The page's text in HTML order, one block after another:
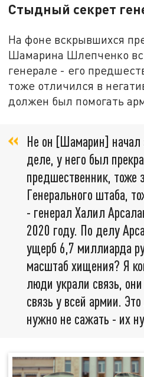
Стыдный секрет
На фоне вскрывшихся
Шамарина Шлепченко
генерале - его
тоже отличился в
должен был помогать
Не он [Шамарин] начал
деле, у него был
предшественник, тоже
Генерального штаба,
- генерал Халил
2020 году. По делу
ущерб 6,7 миллиарда
масштаб хищения? Я
люди украли связь,
связь у всей армии.
нужно не сажать - их